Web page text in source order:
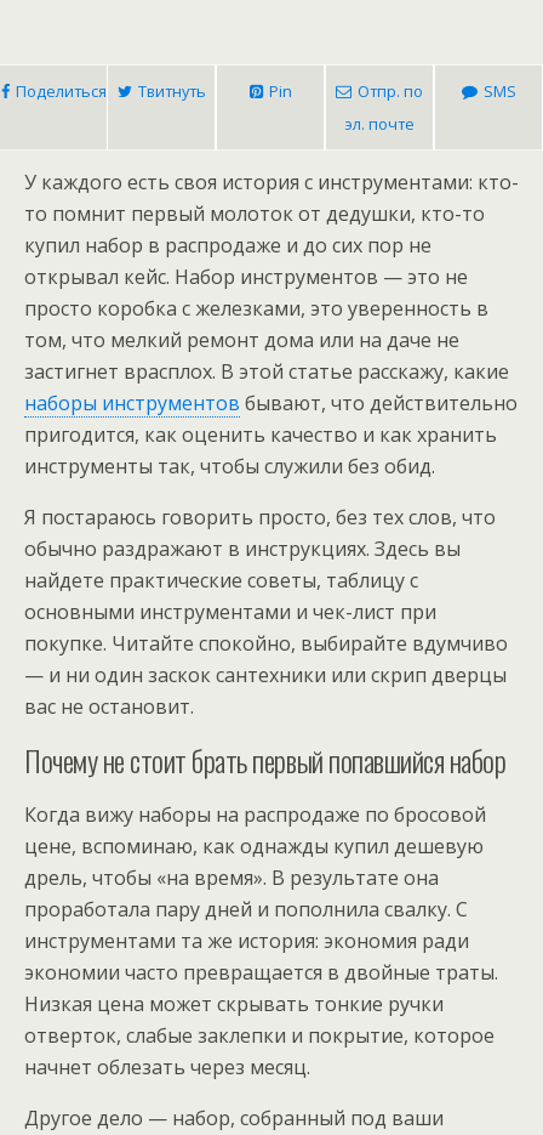
Поделиться Твитнуть Pin
Отпр. по
эл. почте
SMS
У каждого есть своя история с инструментами: кто-
то помнит первый молоток от дедушки, кто-то
купил набор в распродаже и до сих пор не
открывал кейс. Набор инструментов — это не
просто коробка с железками, это уверенность в
том, что мелкий ремонт дома или на даче не
застигнет врасплох. В этой статье расскажу, какие
наборы инструментов бывают, что действительно
пригодится, как оценить качество и как хранить
инструменты так, чтобы служили без обид.
Я постараюсь говорить просто, без тех слов, что
обычно раздражают в инструкциях. Здесь вы
найдете практические советы, таблицу с
основными инструментами и чек-лист при
покупке. Читайте спокойно, выбирайте вдумчиво
— и ни один заскок сантехники или скрип дверцы
вас не остановит.
Почему не стоит брать первый попавшийся набор
Когда вижу наборы на распродаже по бросовой
цене, вспоминаю, как однажды купил дешевую
дрель, чтобы «на время». В результате она
проработала пару дней и пополнила свалку. С
инструментами та же история: экономия ради
экономии часто превращается в двойные траты.
Низкая цена может скрывать тонкие ручки
отверток, слабые заклепки и покрытие, которое
начнет облезать через месяц.
Другое дело — набор, собранный под ваши